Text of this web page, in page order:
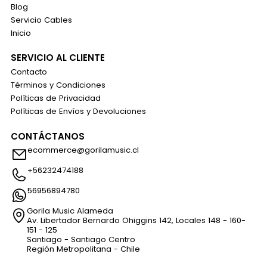
Blog
Servicio Cables
Inicio
SERVICIO AL CLIENTE
Contacto
Términos y Condiciones
Políticas de Privacidad
Políticas de Envíos y Devoluciones
CONTÁCTANOS
ecommerce@gorilamusic.cl
+56232474188
56956894780
Gorila Music Alameda
Av. Libertador Bernardo Ohiggins 142, Locales 148 - 160-
151 - 125
Santiago - Santiago Centro
Región Metropolitana - Chile